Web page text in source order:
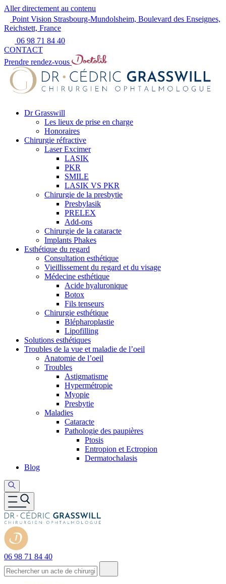
Aller directement au contenu
Point Vision Strasbourg-Mundolsheim, Boulevard des Enseignes,
Reichstett, France
06 98 71 84 40
CONTACT
Prendre rendez-vous
Dr Grasswill
Les lieux de prise en charge
Honoraires
Chirurgie réfractive
Laser Excimer
LASIK
PKR
SMILE
LASIK VS PKR
Chirurgie de la presbytie
Presbylasik
PRELEX
Add-ons
Chirurgie de la cataracte
Implants Phakes
Esthétique du regard
Consultation esthétique
Vieillissement du regard et du visage
Médecine esthétique
Acide hyaluronique
Botox
Fils tenseurs
Chirurgie esthétique
Blépharoplastie
Lipofilling
Solutions esthétiques
Troubles de la vue et maladie de l’oeil
Anatomie de l’oeil
Troubles
Astigmatisme
Hypermétropie
Myopie
Presbytie
Maladies
Cataracte
Pathologie des paupières
Ptosis
Entropion et Ectropion
Dermatochalasis
Blog
06 98 71 84 40